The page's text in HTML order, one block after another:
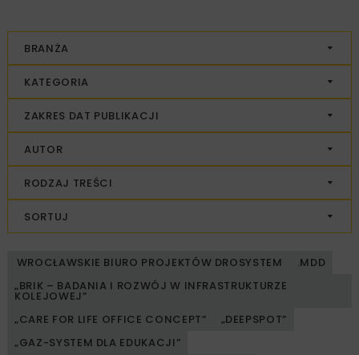
BRANŻA
KATEGORIA
ZAKRES DAT PUBLIKACJI
AUTOR
RODZAJ TREŚCI
SORTUJ
WROCŁAWSKIE BIURO PROJEKTÓW DROSYSTEM
.MDD
„BRIK – BADANIA I ROZWÓJ W INFRASTRUKTURZE
KOLEJOWEJ”
„CARE FOR LIFE OFFICE CONCEPT”
„DEEPSPOT”
„GAZ-SYSTEM DLA EDUKACJI”